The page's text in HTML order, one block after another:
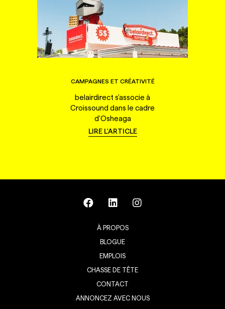
CAMPAGNES ET CRÉATIVITÉ
belairdirect s'associe à
Croissound dans le cadre
d'Osheaga
LIRE L'ARTICLE
À PROPOS
BLOGUE
EMPLOIS
CHASSE DE TÊTE
CONTACT
ANNONCEZ AVEC NOUS